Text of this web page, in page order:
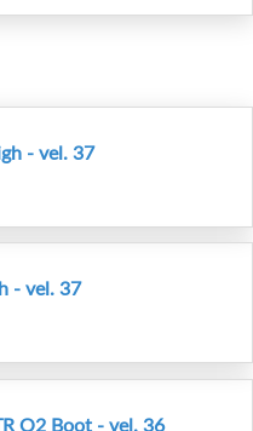
- vel. 37
- vel. 37
O2 Boot - vel. 36